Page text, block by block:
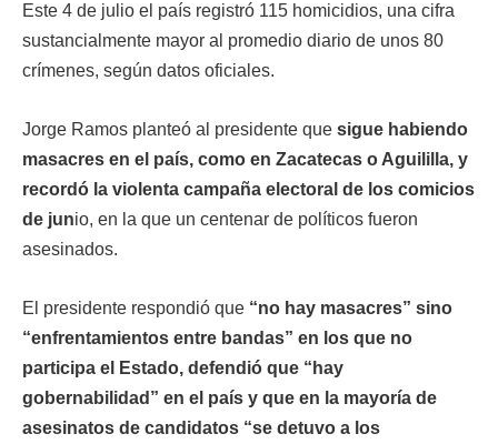
Este 4 de julio el país registró 115 homicidios, una cifra
sustancialmente mayor al promedio diario de unos 80
crímenes, según datos oficiales.
Jorge Ramos planteó al presidente que sigue habiendo
masacres en el país, como en Zacatecas o Aguililla, y
recordó la violenta campaña electoral de los comicios
de junio, en la que un centenar de políticos fueron
asesinados.
El presidente respondió que “no hay masacres” sino
“enfrentamientos entre bandas” en los que no
participa el Estado, defendió que “hay
gobernabilidad” en el país y que en la mayoría de
asesinatos de candidatos “se detuvo a los